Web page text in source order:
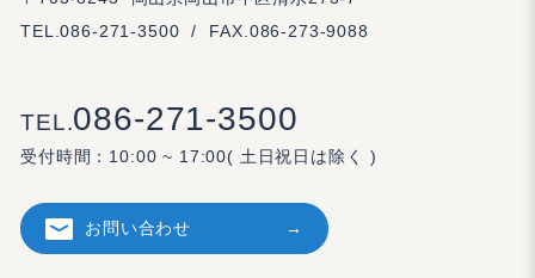
TEL.086-271-3500 / FAX.086-273-9088
TEL.086-271-3500
受付時間： 10:00 ~ 17:00( 土日祝日は除く )
お問い合わせ